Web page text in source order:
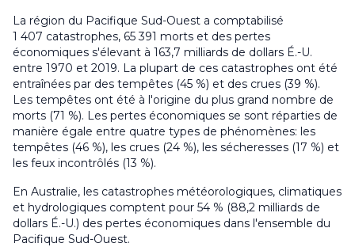
La région du Pacifique Sud-Ouest a comptabilisé
1 407 catastrophes, 65 391 morts et des pertes
économiques s'élevant à 163,7 milliards de dollars É.-U.
entre 1970 et 2019. La plupart de ces catastrophes ont été
entraînées par des tempêtes (45 %) et des crues (39 %).
Les tempêtes ont été à l'origine du plus grand nombre de
morts (71 %). Les pertes économiques se sont réparties de
manière égale entre quatre types de phénomènes: les
tempêtes (46 %), les crues (24 %), les sécheresses (17 %) et
les feux incontrôlés (13 %).
En Australie, les catastrophes météorologiques, climatiques
et hydrologiques comptent pour 54 % (88,2 milliards de
dollars É.-U.) des pertes économiques dans l'ensemble du
Pacifique Sud-Ouest.